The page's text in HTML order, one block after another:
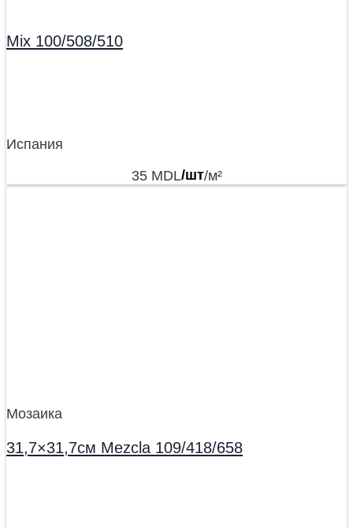
Mix 100/508/510
Испания
35 MDL/шт/м²
Мозаика
31,7×31,7см Mezcla 109/418/658